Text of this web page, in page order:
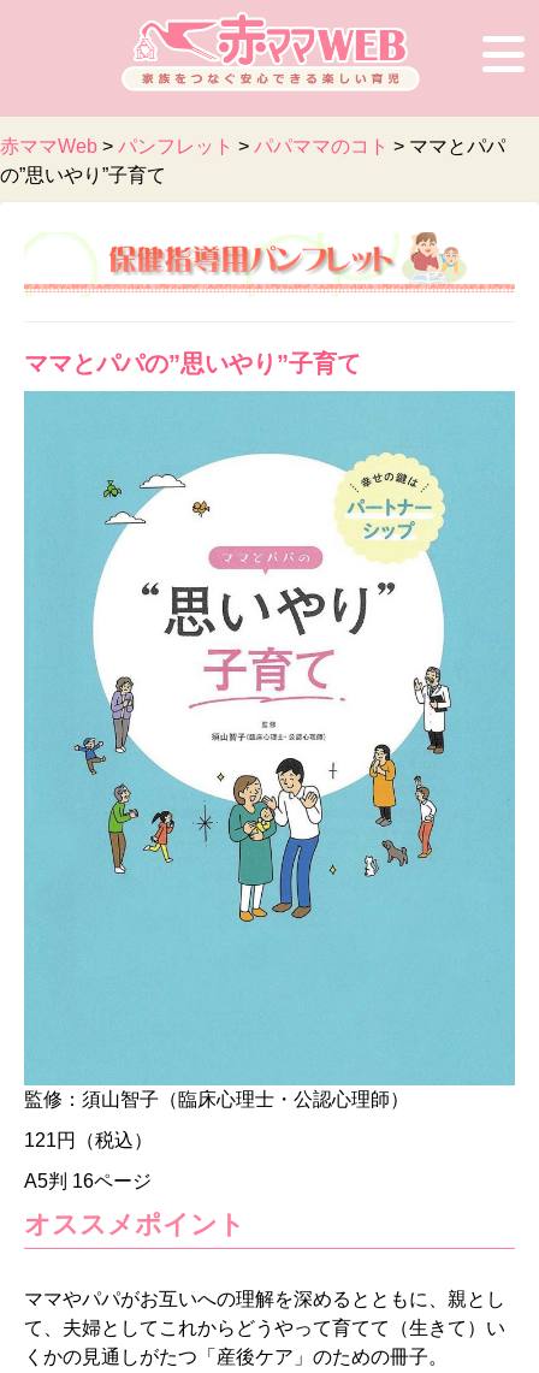
赤ママWeb > パンフレット > パパママのコト > ママとパパ
の”思いやり”子育て
ママとパパの”思いやり”子育て
監修：須山智子（臨床心理士・公認心理師）
121円（税込）
A5判 16ページ
オススメポイント
ママやパパがお互いへの理解を深めるとともに、親とし
て、夫婦としてこれからどうやって育てて（生きて）い
くかの見通しがたつ「産後ケア」のための冊子。